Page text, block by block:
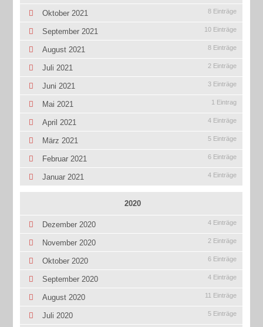
Oktober 2021 8 Einträge
September 2021 10 Einträge
August 2021 8 Einträge
Juli 2021 2 Einträge
Juni 2021 3 Einträge
Mai 2021 1 Eintrag
April 2021 4 Einträge
März 2021 5 Einträge
Februar 2021 6 Einträge
Januar 2021 4 Einträge
2020
Dezember 2020 4 Einträge
November 2020 2 Einträge
Oktober 2020 6 Einträge
September 2020 4 Einträge
August 2020 11 Einträge
Juli 2020 5 Einträge